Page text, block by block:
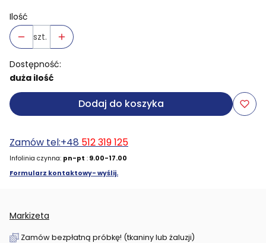
Ilość
szt.
Dostępność:
duża ilość
Dodaj do koszyka
Zamów tel:+48 512 319 125
Infolinia czynna: pn-pt : 9.00-17.00
Formularz kontaktowy- wyślij.
Markizeta
Zamów bezpłatną próbkę! (tkaniny lub żaluzji)